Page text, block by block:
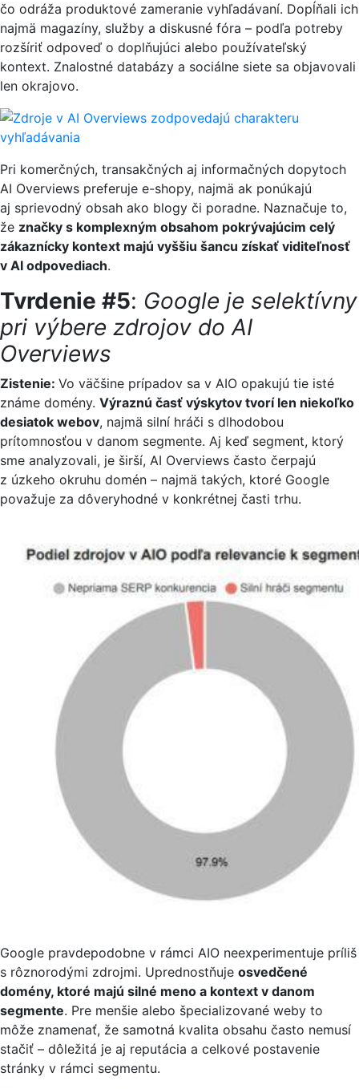
čo odráža produktové zameranie vyhľadávaní. Dopĺňali ich
najmä magazíny, služby a diskusné fóra – podľa potreby
rozšíriť odpoveď o doplňujúci alebo používateľský
kontext. Znalostné databázy a sociálne siete sa objavovali
len okrajovo.
Pri komerčných, transakčných aj informačných dopytoch
AI Overviews preferuje e-shopy, najmä ak ponúkajú
aj sprievodný obsah ako blogy či poradne. Naznačuje to,
že značky s komplexným obsahom pokrývajúcim celý
zákaznícky kontext majú vyššiu šancu získať viditeľnosť
v AI odpovediach.
Tvrdenie #5: Google je selektívny
pri výbere zdrojov do AI
Overviews
Zistenie: Vo väčšine prípadov sa v AIO opakujú tie isté
známe domény. Výraznú časť výskytov tvorí len niekoľko
desiatok webov, najmä silní hráči s dlhodobou
prítomnosťou v danom segmente. Aj keď segment, ktorý
sme analyzovali, je širší, AI Overviews často čerpajú
z úzkeho okruhu domén – najmä takých, ktoré Google
považuje za dôveryhodné v konkrétnej časti trhu.
Google pravdepodobne v rámci AIO neexperimentuje príliš
s rôznorodými zdrojmi. Uprednostňuje osvedčené
domény, ktoré majú silné meno a kontext v danom
segmente. Pre menšie alebo špecializované weby to
môže znamenať, že samotná kvalita obsahu často nemusí
stačiť – dôležitá je aj reputácia a celkové postavenie
stránky v rámci segmentu.